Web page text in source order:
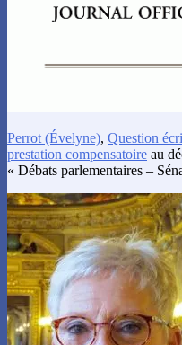
Perrot (Évelyne), Question
prestation compensatoire au
« Débats parlementaires –